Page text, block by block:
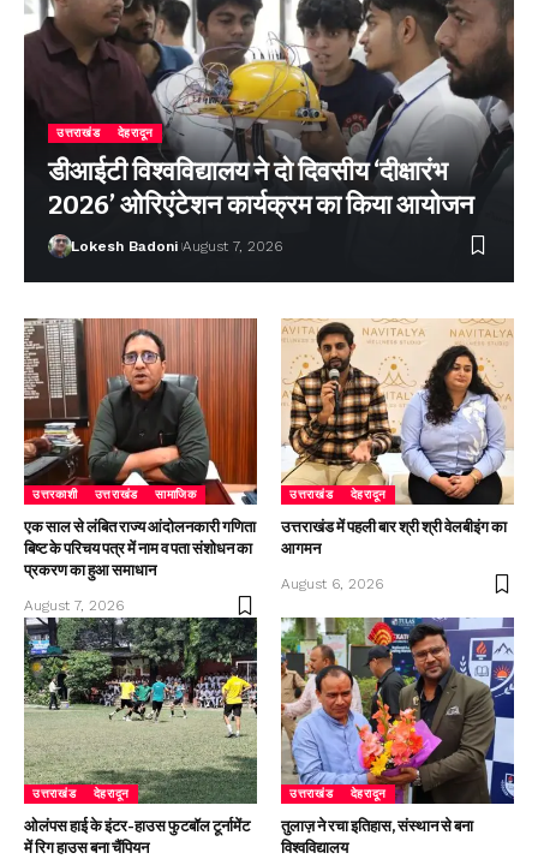
उत्तराखंड देहरादून
डीआईटी विश्वविद्यालय ने दो दिवसीय ‘दीक्षारंभ
2026’ ओरिएंटेशन कार्यक्रम का किया आयोजन
Lokesh Badoni August 7, 2026
उत्तरकाशी उत्तराखंड सामाजिक
एक साल से लंबित राज्य आंदोलनकारी गणिता
बिष्ट के परिचय पत्र में नाम व पता संशोधन का
प्रकरण का हुआ समाधान
August 7, 2026
उत्तराखंड देहरादून
उत्तराखंड में पहली बार श्री श्री वेलबीइंग का
आगमन
August 6, 2026
उत्तराखंड देहरादून
ओलंपस हाई के इंटर-हाउस फुटबॉल टूर्नामेंट
में रिग हाउस बना चैंपियन
उत्तराखंड देहरादून
तुलाज़ ने रचा इतिहास, संस्थान से बना
विश्वविद्यालय